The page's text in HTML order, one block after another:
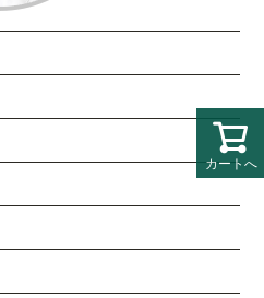
カートへ